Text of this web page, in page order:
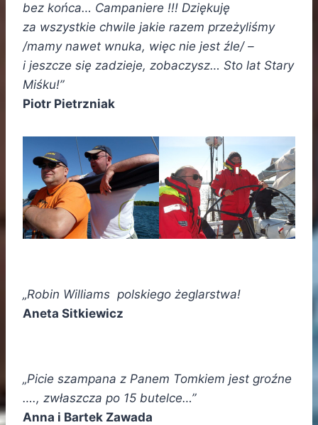
bez końca… Campaniere !!! Dziękuję
za wszystkie chwile jakie razem przeżyliśmy
/mamy nawet wnuka, więc nie jest źle/ –
i jeszcze się zadzieje, zobaczysz… Sto lat Stary
Miśku!”
Piotr Pietrzniak
„Robin Williams polskiego żeglarstwa!
Aneta Sitkiewicz
„Picie szampana z Panem Tomkiem jest groźne
…., zwłaszcza po 15 butelce…”
Anna i Bartek Zawada